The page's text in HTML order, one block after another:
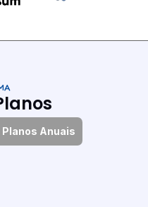
Planos Anuais